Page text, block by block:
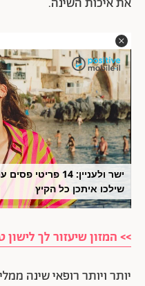
ישר ולעניין: 14
שילכו איתכן כל הקיץ
>> המזון שיעזור לך